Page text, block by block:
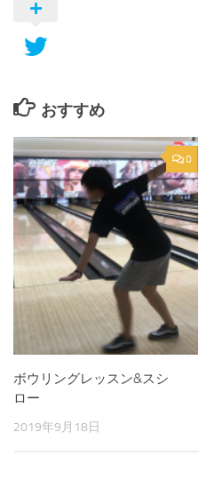
おすすめ
0
ボウリングレッスン&スシ
ロー
2019年9月18日